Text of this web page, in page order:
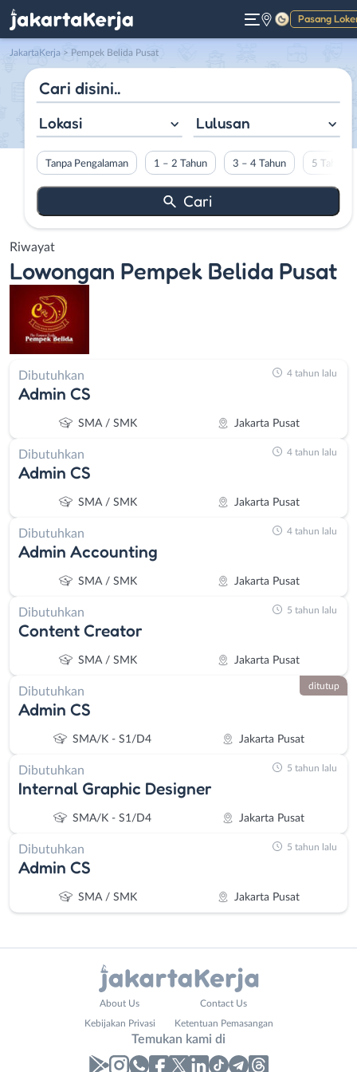
Pasang
Gelap
JakartaKerja > Pempek Belida Pusat
Lokasi Lulusan
Tanpa Pengalaman 1 – 2 Tahun 3 – 4 Tahun 5 Tahun
Riwayat
Lowongan Pempek Belida Pusat
Dibutuhkan
Admin CS
SMA / SMK Jakarta Pusat
4 tahun lalu
Dibutuhkan
Admin CS
SMA / SMK Jakarta Pusat
4 tahun lalu
Dibutuhkan
Admin Accounting
SMA / SMK Jakarta Pusat
4 tahun lalu
Dibutuhkan
Content Creator
SMA / SMK Jakarta Pusat
5 tahun lalu
Dibutuhkan
Admin CS
SMA/K - S1/D4 Jakarta Pusat
ditutup
Dibutuhkan
Internal Graphic Designer
SMA/K - S1/D4 Jakarta Pusat
5 tahun lalu
Dibutuhkan
Admin CS
SMA / SMK Jakarta Pusat
5 tahun lalu
About Us Contact Us
Kebijakan Privasi Ketentuan Pemasangan
Temukan kami di